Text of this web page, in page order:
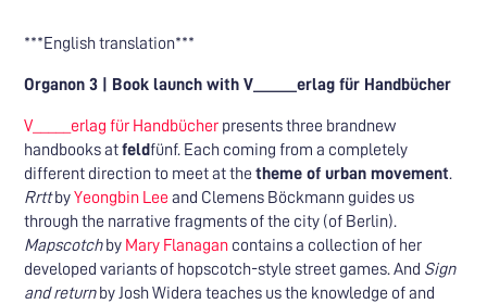
***English translation***
Organon 3 | Book launch with V_____erlag für Handbücher
V_____erlag für Handbücher presents three brandnew
handbooks atfeldfünf. Each coming from a completely
different direction to meet at thetheme of urban movement.
RrttbyYeongbin Lee and Clemens Böckmann guides us
through the narrative fragments of the city (of Berlin).
Mapscotchby Mary Flanagan contains a collection of her
developed variants of hopscotch-style street games. And Sign
and returnby Josh Widera teaches us the knowledge of and